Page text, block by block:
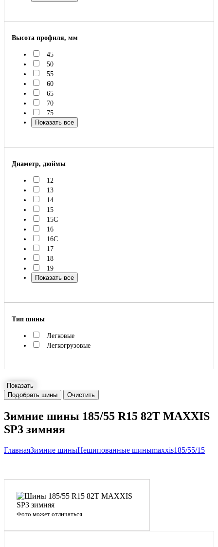
Высота профиля, мм
45
50
55
60
65
70
75
Показать все
Диаметр, дюймы
12
13
14
15
15C
16
16C
17
18
19
Показать все
Тип шины
Легковые
Легкогрузовые
Показать
Подобрать шины
Очистить
Зимние шины 185/55 R15 82T MAXXIS
SP3 зимняя
ГлавнаяЗимние шиныНешипованные шиныmaxxis185/55/15
Фото может отличаться